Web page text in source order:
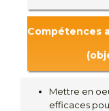
Compétences
Mettre en
efficaces